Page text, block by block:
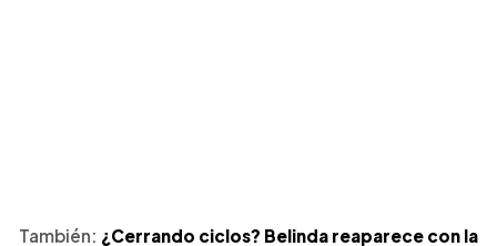
También: ¿Cerrando ciclos? Belinda reaparece con la